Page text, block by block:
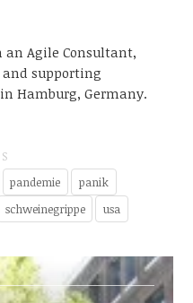
an Agile Consultant,
supporting
Hamburg, Germany.
pandemie
panik
schweinegrippe usa